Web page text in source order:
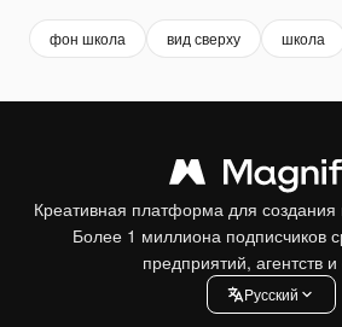
фон школа вид сверху школа
Креативная платформа для
Более 1 миллиона подписчиков
предприятий, агентств и
Pусский